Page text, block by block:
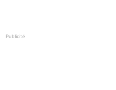
Publicité